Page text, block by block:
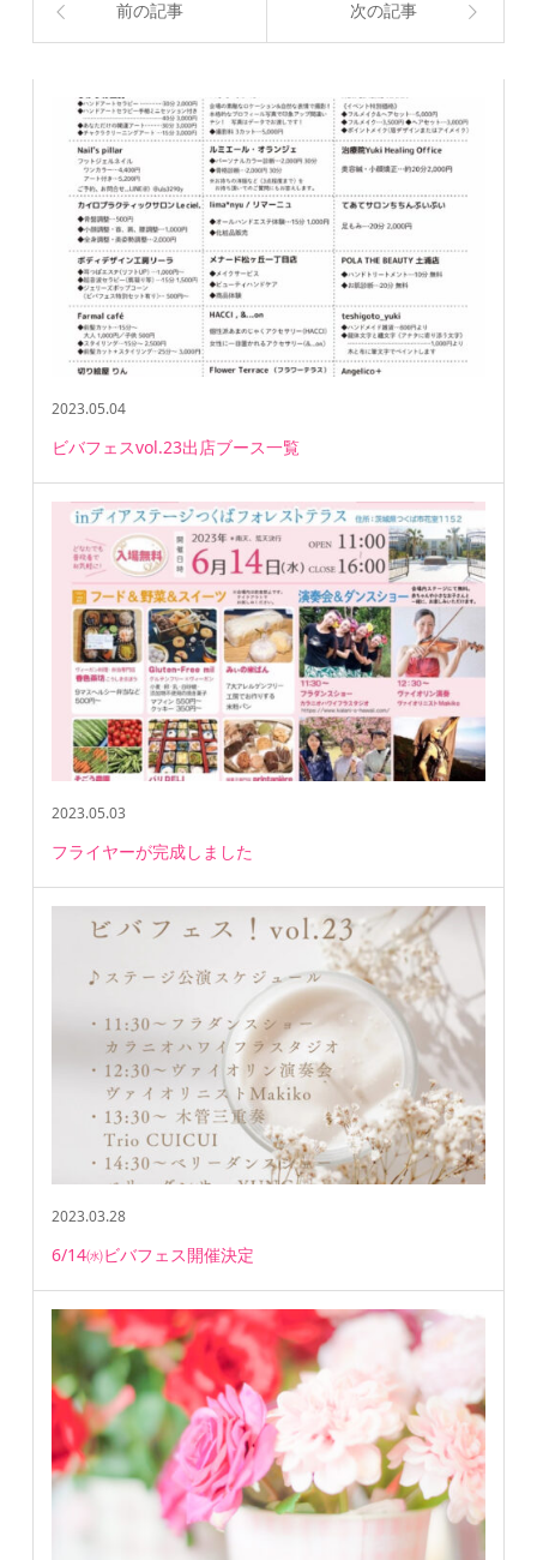
前の記事 次の記事
2023.05.04
ビバフェスvol.23出店ブース一覧
2023.05.03
フライヤーが完成しました
2023.03.28
6/14㈬ビバフェス開催決定